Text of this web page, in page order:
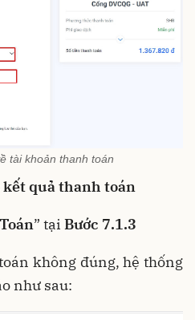
tài khoản thanh toán
kết quả thanh toán
” tại Bước 7.1.3
không đúng, hệ thống
như sau: